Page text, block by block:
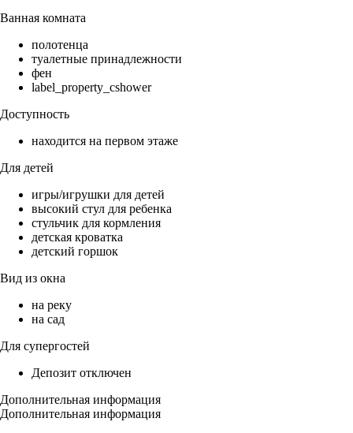
Ванная комната
полотенца
туалетные принадлежности
фен
label_property_cshower
Доступность
находится на первом этаже
Для детей
игры/игрушки для детей
высокий стул для ребенка
стульчик для кормления
детская кроватка
детский горшок
Вид из окна
на реку
на сад
Для супергостей
Депозит отключен
Дополнительная информация
Дополнительная информация